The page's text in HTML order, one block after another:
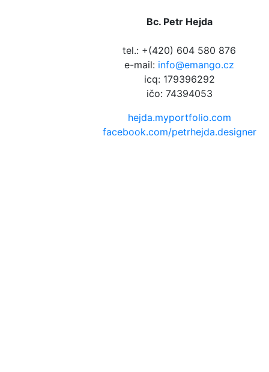
Bc. Petr Hejda
tel.: +(420) 604 580 876
e-mail: info@emango.cz
icq: 179396292
ičo: 74394053
hejda.myportfolio.com
facebook.com/petrhejda.designer